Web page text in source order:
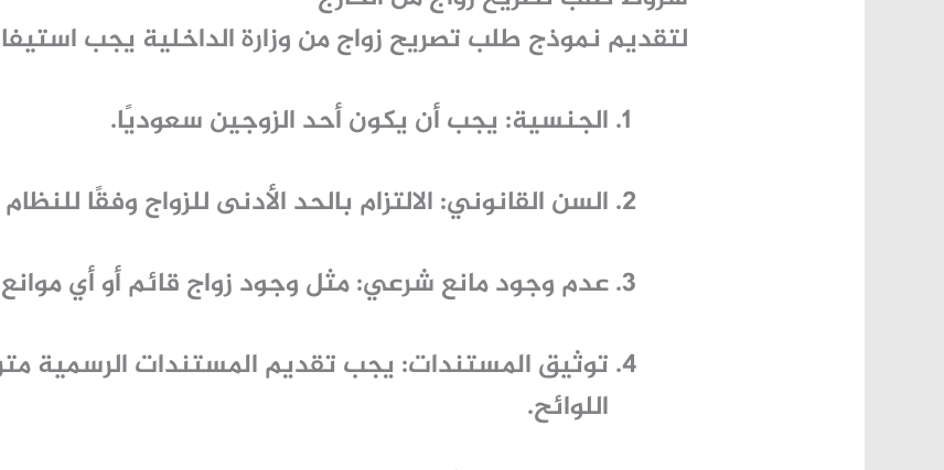
لتقديم نموذج طلب تصريح زواج من وزارة الداخلية يجب
الجنسية: يجب أن يكون أحد الزوجين سعوديًا.
السن القانوني: الالتزام بالحد الأدنى للزواج وفقًا
عدم وجود مانع شرعي:مثل وجود زواج قائم أو أي
توثيق المستندات: يجب تقديم المستندات الرسمية
اللوائح.